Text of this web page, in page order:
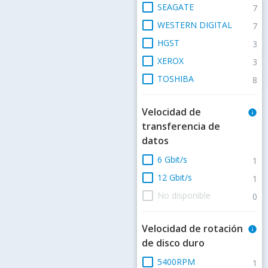
check_box_outline_blank SEAGATE 7
check_box_outline_blank WESTERN DIGITAL 7
check_box_outline_blank HGST 3
check_box_outline_blank XEROX 3
check_box_outline_blank TOSHIBA 8
Velocidad de
transferencia de
datos
info
check_box_outline_blank 6 Gbit/s 1
check_box_outline_blank 12 Gbit/s 1
check_box_outline_blank No disponible 0
Velocidad de rotación
de disco duro
info
check_box_outline_blank 5400RPM 1